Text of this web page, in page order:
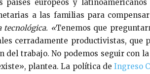
países europeos y
a las familias para
tecnológica. «Tenemos que
cerradamente productivistas, que
del trabajo. No podemos seguir con
plantea. La política de Ingreso